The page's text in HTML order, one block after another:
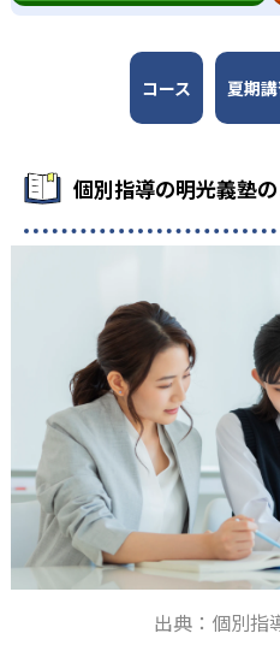
コース 夏期
個別指導の明光義塾
出典：個別指